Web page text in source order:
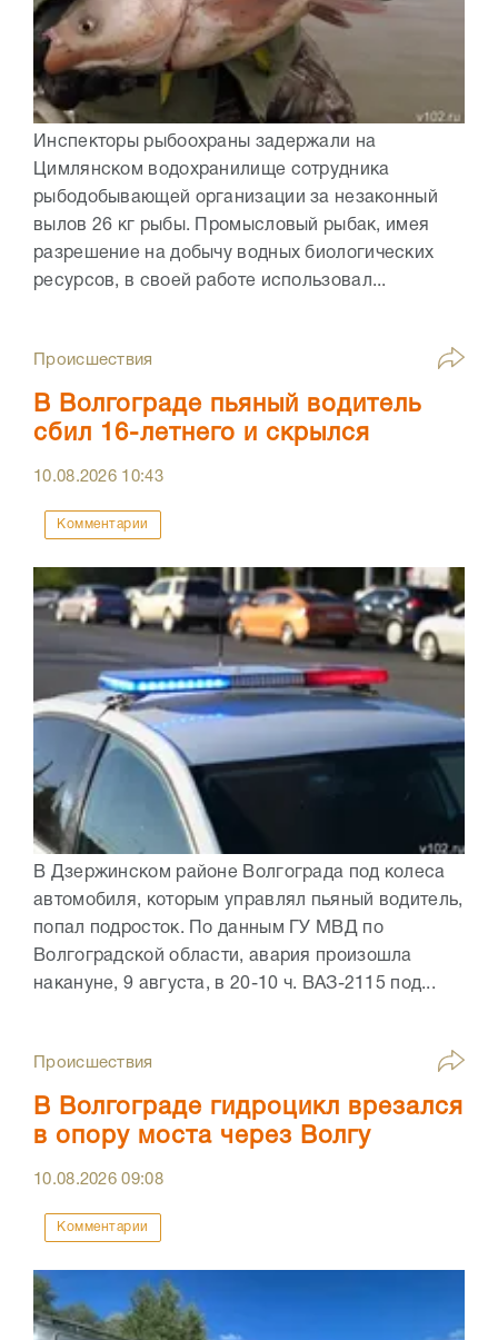
Инспекторы рыбоохраны задержали на
Цимлянском водохранилище сотрудника
рыбодобывающей организации за незаконный
вылов 26 кг рыбы. Промысловый рыбак, имея
разрешение на добычу водных биологических
ресурсов, в своей работе использовал...
Происшествия
В Волгограде пьяный водитель
сбил 16-летнего и скрылся
10.08.2026 10:43
Комментарии
В Дзержинском районе Волгограда под колеса
автомобиля, которым управлял пьяный водитель,
попал подросток. По данным ГУ МВД по
Волгоградской области, авария произошла
накануне, 9 августа, в 20-10 ч. ВАЗ-2115 под...
Происшествия
В Волгограде гидроцикл врезался
в опору моста через Волгу
10.08.202609:08
Комментарии